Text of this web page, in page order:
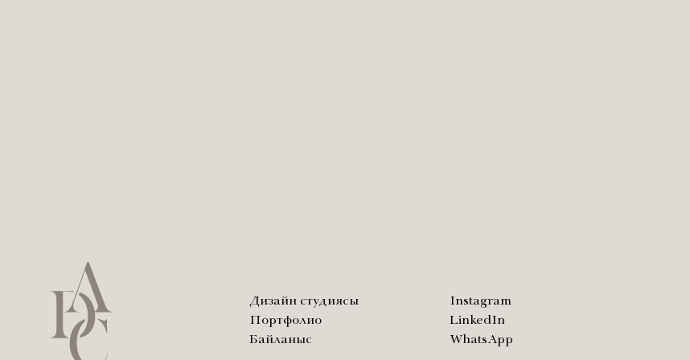
Дизайн студиясы
Портфолио
Байланыс
Instagram
LinkedIn
WhatsApp